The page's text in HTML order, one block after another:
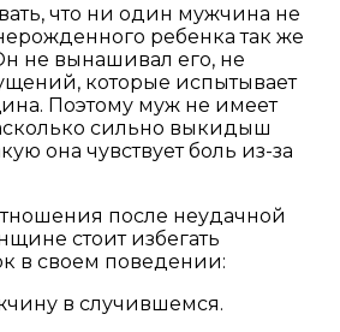
что ни один мужчина не
ребенка так же
не вынашивал его, не
которые испытывает
Поэтому муж не имеет
сильно выкидыш
она чувствует боль из-за
после неудачной
стоит избегать
в своем поведении:
в случившемся.